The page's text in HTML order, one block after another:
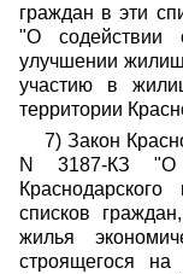
граждан в эти
"О содействии
улучшении
участию в
территории
7) Закон
N 3187-КЗ "О
списков
жилья
строящегося на